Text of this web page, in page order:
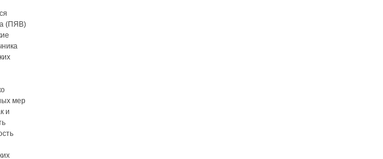
(ПЯВ)
мер
и